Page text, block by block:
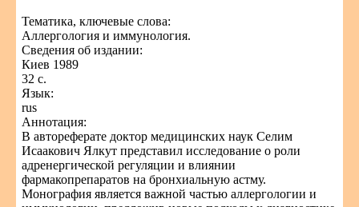
Тематика, ключевые слова:
Аллергология и иммунология.
Сведения об издании:
Киев 1989
32 с.
Язык:
rus
Аннотация:
В автореферате доктор медицинских наук Селим
Исаакович Ялкут представил исследование о роли
адренергической регуляции и влиянии
фармакопрепаратов на бронхиальную астму.
Монография является важной частью аллергологии и